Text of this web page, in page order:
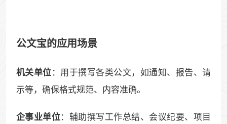
公文宝的应用场景
机关单位：用于撰写各类公文，如通知、报告、请
示等，确保格式规范、内容准确。
企事业单位：辅助撰写工作总结、会议纪要、项目